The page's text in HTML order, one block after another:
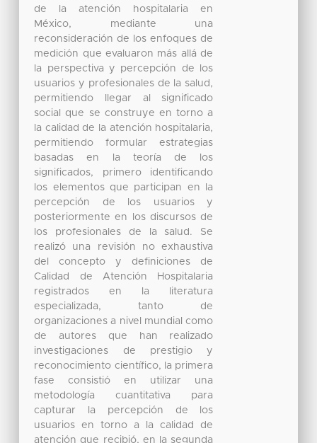
de la atención hospitalaria en
México, mediante una
reconsideración de los enfoques de
medición que evaluaron más allá de
la perspectiva y percepción de los
usuarios y profesionales de la salud,
permitiendo llegar al significado
social que se construye en torno a
la calidad de la atención hospitalaria,
permitiendo formular estrategias
basadas en la teoría de los
significados, primero identificando
los elementos que participan en la
percepción de los usuarios y
posteriormente en los discursos de
los profesionales de la salud. Se
realizó una revisión no exhaustiva
del concepto y definiciones de
Calidad de Atención Hospitalaria
registrados en la literatura
especializada, tanto de
organizaciones a nivel mundial como
de autores que han realizado
investigaciones de prestigio y
reconocimiento científico, la primera
fase consistió en utilizar una
metodología cuantitativa para
capturar la percepción de los
usuarios en torno a la calidad de
atención que recibió, en la segunda